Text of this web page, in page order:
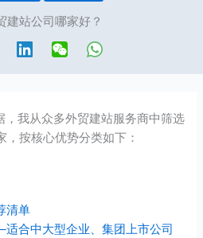
建站公司哪家好？
我从众多外贸建站服务商中筛选
按核心优势分类如下：
清单
合中大型企业、集团上市公司